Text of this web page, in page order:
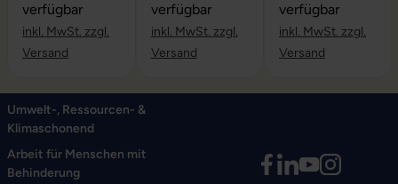
verfügbar
inkl. MwSt. zzgl.
Versand
verfügbar
inkl. MwSt. zzgl.
Versand
verfügbar
inkl. MwSt. zzgl.
Versand
Umwelt-, Ressourcen- &
Klimaschonend
Arbeit für Menschen mit
Behinderung